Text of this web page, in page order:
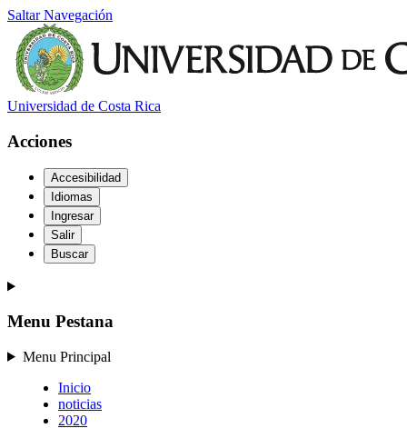
Saltar Navegación
Universidad de Costa Rica
Acciones
Accesibilidad
Idiomas
Ingresar
Salir
Buscar
Menu Pestana
Menu Principal
Inicio
noticias
2020